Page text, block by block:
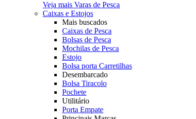
Veja mais Varas de Pesca
Caixas e Estojos
Mais buscados
Caixas de Pesca
Bolsas de Pesca
Mochilas de Pesca
Estojo
Bolsa porta Carretilhas
Desembarcado
Bolsa Tiracolo
Pochete
Utilitário
Porta Empate